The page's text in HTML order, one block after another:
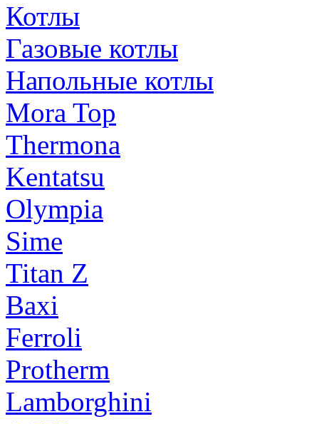
Котлы
Газовые котлы
Напольные котлы
Mora Top
Thermona
Kentatsu
Olympia
Sime
Titan Z
Baxi
Ferroli
Protherm
Lamborghini